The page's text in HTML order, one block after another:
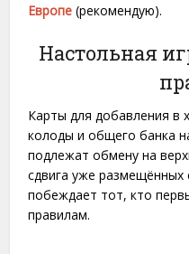
Европе (рекомендую).
Настольная
Карты для добавления в
колоды и общего банка
подлежат обмену на
сдвига уже размещённых
побеждает тот, кто
правилам.